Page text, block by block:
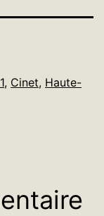
, Cinet, Haute-